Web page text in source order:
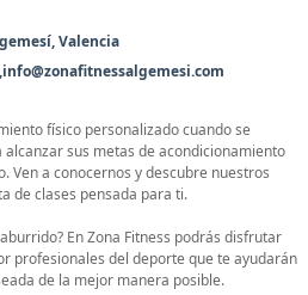
Valencia
físico personalizado cuando se
sus metas de acondicionamiento
Ven a conocernos y descubre nuestros
de clases pensada para ti.
En Zona Fitness podrás disfrutar
profesionales del deporte que te ayudarán
de la mejor manera posible.